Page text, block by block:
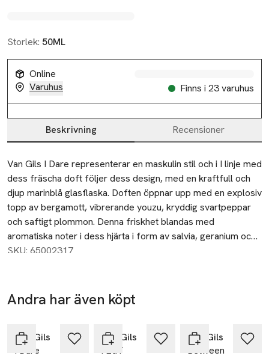
Storlek: 50ML
Online
Varuhus
Finns i 23 varuhus
Beskrivning Recensioner
Beskrivning
Van Gils I Dare representerar en maskulin stil och i I linje med
dess fräscha doft följer dess design, med en kraftfull och
djup marinblå glasflaska. Doften öppnar upp med en explosiv
topp av bergamott, vibrerande youzu, kryddig svartpeppar
och saftigt plommon. Denna friskhet blandas med
aromatiska noter i dess hjärta i form av salvia, geranium och
lugnande vit lavendel och slutligen havssalt som ger en frisk
sandelträ som möter intensivt amberträ, patchouli och rökig
vetiver som ger en doft som varar länge på huden. Våga vara
SKU: 65002317
Andra har även köpt
Van Gils
I Dare
Van Gils
I EdT
Van Gils
Between